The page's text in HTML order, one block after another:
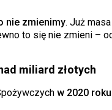
nie zmienimy. Już
to się nie zmieni –
miliard złotych
w 2020 roku